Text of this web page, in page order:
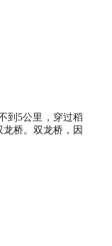
到5公里，穿过稻
龙桥。双龙桥，因